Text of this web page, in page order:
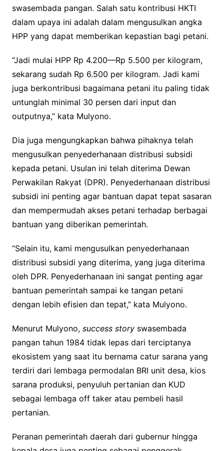
swasembada pangan. Salah satu kontribusi HKTI
dalam upaya ini adalah dalam mengusulkan angka
HPP yang dapat memberikan kepastian bagi petani.
“Jadi mulai HPP Rp 4.200—Rp 5.500 per kilogram,
sekarang sudah Rp 6.500 per kilogram. Jadi kami
juga berkontribusi bagaimana petani itu paling tidak
untunglah minimal 30 persen dari input dan
outputnya,” kata Mulyono.
Dia juga mengungkapkan bahwa pihaknya telah
mengusulkan penyederhanaan distribusi subsidi
kepada petani. Usulan ini telah diterima Dewan
Perwakilan Rakyat (DPR). Penyederhanaan distribusi
subsidi ini penting agar bantuan dapat tepat sasaran
dan mempermudah akses petani terhadap berbagai
bantuan yang diberikan pemerintah.
“Selain itu, kami mengusulkan penyederhanaan
distribusi subsidi yang diterima, yang juga diterima
oleh DPR. Penyederhanaan ini sangat penting agar
bantuan pemerintah sampai ke tangan petani
dengan lebih efisien dan tepat,” kata Mulyono.
Menurut Mulyono, success storyswasembada
pangan tahun 1984 tidak lepas dari terciptanya
ekosistem yang saat itu bernama catur sarana yang
terdiri dari lembaga permodalan BRI unit desa, kios
sarana produksi, penyuluh pertanian dan KUD
sebagai lembaga off taker atau pembeli hasil
pertanian.
Peranan pemerintah daerah dari gubernur hingga